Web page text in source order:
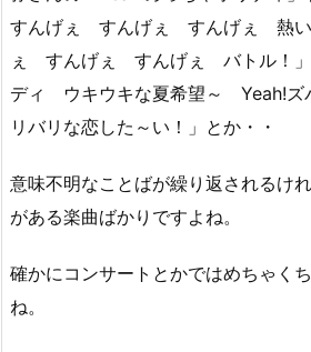
すんげぇ すんげぇ すんげぇ 熱
ぇ すんげぇ すんげぇ バトル！」
ディ ウキウキな夏希望～ Yeah!ズ
リバリな恋した～い！」とか・・
意味不明なことばが繰り返されるけ
がある楽曲ばかりですよね。
確かにコンサートとかではめちゃく
ね。